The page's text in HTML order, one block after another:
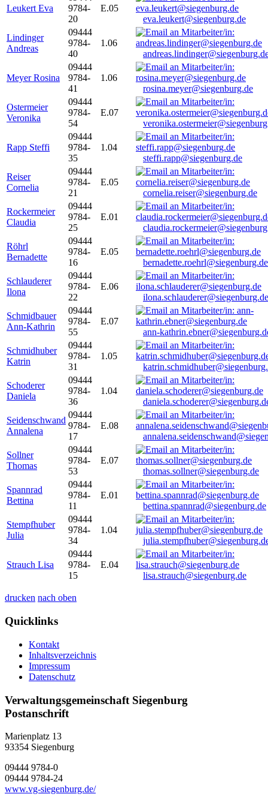
Leukert Eva
9784-
20
E.05
eva.leukert@siegenburg.de
Lindinger
Andreas
09444
9784-
40
1.06
Meyer Rosina
09444
9784-
41
1.06
rosina.meyer@siegenburg.de
Ostermeier
Veronika
09444
9784-
54
E.07
Rapp Steffi
09444
9784-
35
1.04
steffi.rapp@siegenburg.de
Reiser
Cornelia
09444
9784-
21
E.05
cornelia.reiser@siegenburg.de
Rockermeier
Claudia
09444
9784-
25
E.01
Röhrl
Bernadette
09444
9784-
16
E.05
bernadette.roehrl@siegenburg.de
Schlauderer
Ilona
09444
9784-
22
E.06
ilona.schlauderer@siegenburg.de
Schmidbauer
Ann-Kathrin
09444
9784-
55
E.07
ann-
Schmidhuber
Katrin
09444
9784-
31
1.05
Schoderer
Daniela
09444
9784-
36
1.04
Seidenschwand
Annalena
09444
9784-
17
E.08
Sollner
Thomas
09444
9784-
53
E.07
thomas.sollner@siegenburg.de
Spannrad
Bettina
09444
9784-
11
E.01
bettina.spannrad@siegenburg.de
Stempfhuber
Julia
09444
9784-
34
1.04
Strauch Lisa
09444
9784-
15
E.04
lisa.strauch@siegenburg.de
drucken nach oben
Quicklinks
Kontakt
Inhaltsverzeichnis
Impressum
Datenschutz
Verwaltungsgemeinschaft Siegenburg
Postanschrift
Marienplatz 13
93354 Siegenburg
09444 9784-0
09444 9784-24
www.vg-siegenburg.de/